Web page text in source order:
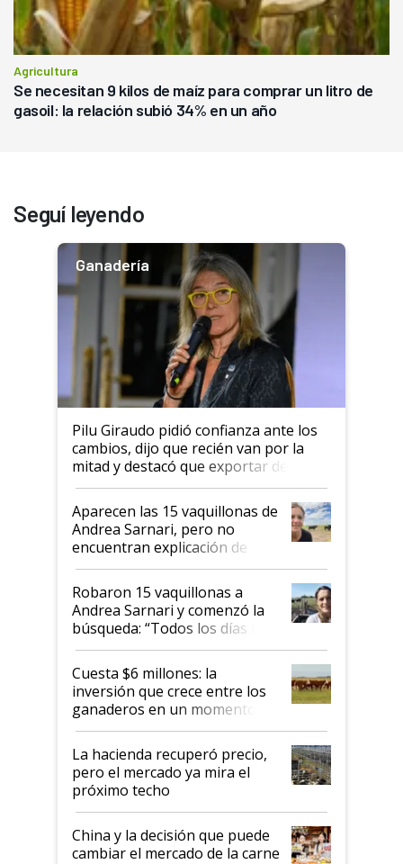
Agricultura
Se necesitan 9 kilos de maíz para comprar un litro de
gasoil: la relación subió 34% en un año
Seguí leyendo
Ganadería
Pilu Giraudo pidió confianza ante los
cambios, dijo que recién van por la
mitad y destacó que exportar dejó de
ser "para unos pocos": "Tenemos un
mandato muy claro del gobierno
nacional"
Aparecen las 15 vaquillonas de
Andrea Sarnari, pero no
encuentran explicación de
cómo llegaron allí
Robaron 15 vaquillonas a
Andrea Sarnari y comenzó la
búsqueda: “Todos los días le
toca a algún productor”
Cuesta $6 millones: la
inversión que crece entre los
ganaderos en un momento
histórico para la actividad
La hacienda recuperó precio,
pero el mercado ya mira el
próximo techo
China y la decisión que puede
cambiar el mercado de la carne